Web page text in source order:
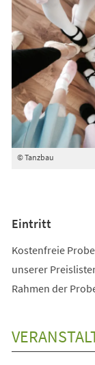
© Tanzbau
Eintritt
Kostenfreie
unserer
Rahmen der